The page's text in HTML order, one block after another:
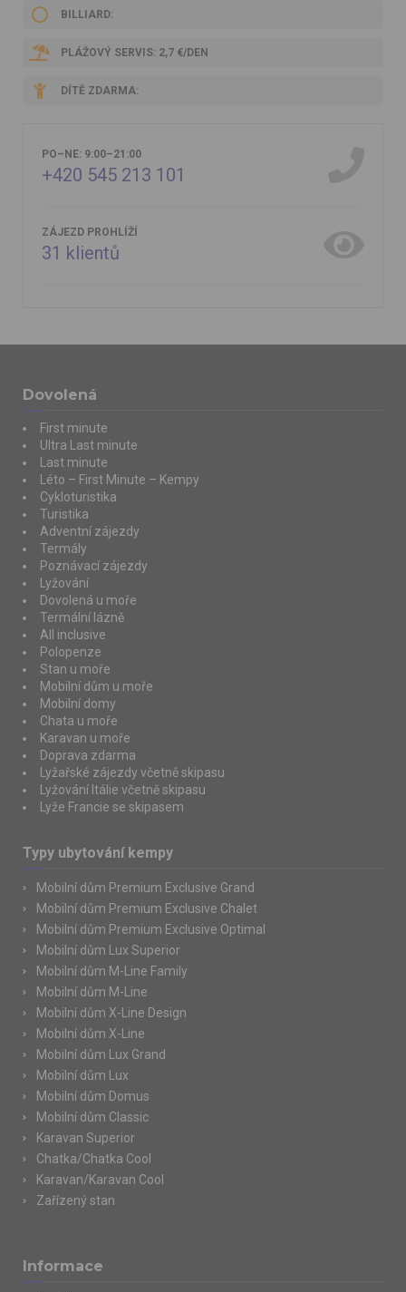
BILLIARD:
PLÁŽOVÝ SERVIS: 2,7 €/DEN
DÍTĚ ZDARMA:
PO–NE: 9:00–21:00
+420 545 213 101
ZÁJEZD PROHLÍŽÍ
31 klientů
Dovolená
First minute
Ultra Last minute
Last minute
Léto – First Minute – Kempy
Cykloturistika
Turistika
Adventní zájezdy
Termály
Poznávací zájezdy
Lyžování
Dovolená u moře
Termální lázně
All inclusive
Polopenze
Stan u moře
Mobilní dům u moře
Mobilní domy
Chata u moře
Karavan u moře
Doprava zdarma
Lyžařské zájezdy včetně skipasu
Lyžování Itálie včetně skipasu
Lyže Francie se skipasem
Typy ubytování kempy
Mobilní dům Premium Exclusive Grand
Mobilní dům Premium Exclusive Chalet
Mobilní dům Premium Exclusive Optimal
Mobilní dům Lux Superior
Mobilní dům M-Line Family
Mobilní dům M-Line
Mobilní dům X-Line Design
Mobilní dům X-Line
Mobilní dům Lux Grand
Mobilní dům Lux
Mobilní dům Domus
Mobilní dům Classic
Karavan Superior
Chatka/Chatka Cool
Karavan/Karavan Cool
Zařízený stan
Informace